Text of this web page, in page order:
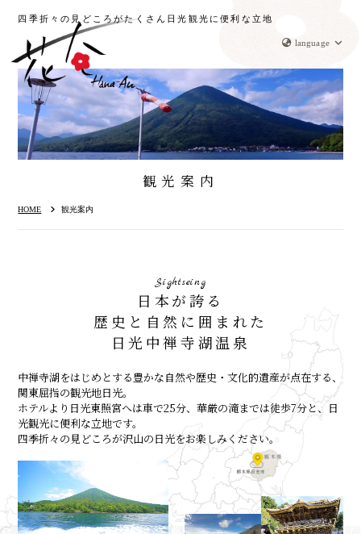
四季折々の見どころがたくさん 日光観光に便利な立地
language
観光案内
HOME 観光案内
Sightseing
日本が誇る
歴史と自然に囲まれた
日光中禅寺湖温泉
中禅寺湖をはじめとする豊かな自然や歴史・文化的遺産が点在する、
関東屈指の観光地日光。
ホテルより日光東照宮へは車で25分、華厳の滝までは徒歩7分と、日
光観光に便利な立地です。
四季折々の見どころが沢山の日光をお楽しみください。